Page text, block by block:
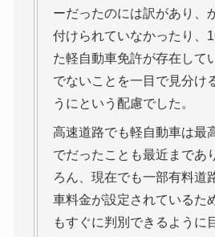
ーだったのには訳があり、
付けられていなかったり、
た軽自動車免許が存在して
でないことを一目で見分け
うにという配慮でした。
高速道路でも軽自動車は最
でだったことも最近まであ
ろん、現在でも一部有料道
車料金が設定されているた
もすぐに判別できるように